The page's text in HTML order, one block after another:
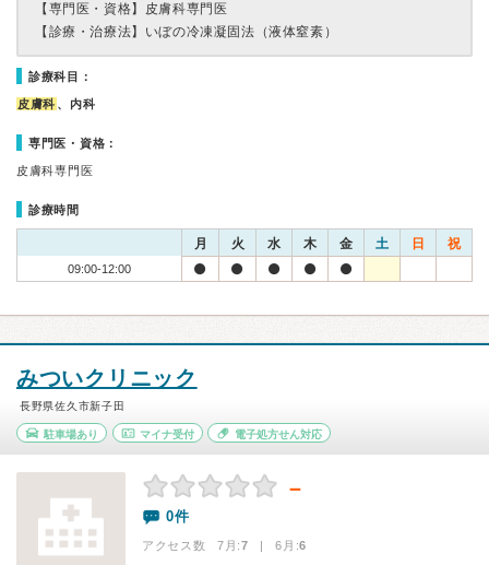
【専門医・資格】 皮膚科専門医
【診療・治療法】 いぼの冷凍凝固法（液体窒素）
診療科目：
皮膚科 、内科
専門医・資格：
皮膚科専門医
診療時間
月 火 水 木 金 土 日 祝
09:00-12:00
みついクリニック
長野県佐久市新子田
駐車場あり マイナ受付 電子処方せん対応
－
0件
アクセス数 7月:7 | 6月:6